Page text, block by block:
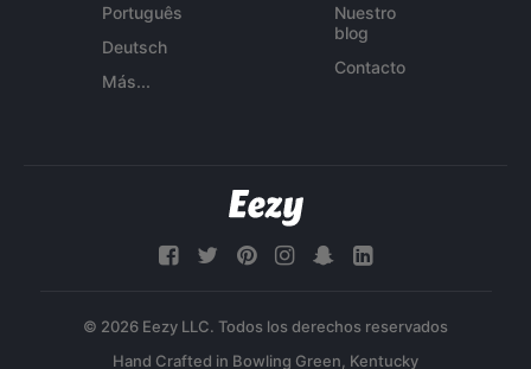
Português
Deutsch
Más...
Nuestro
blog
Contacto
© 2026 Eezy LLC. Todos los derechos reservados